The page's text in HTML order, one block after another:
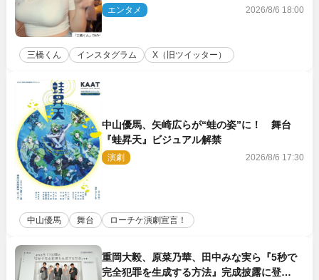
「すっっっご！」とネット絶賛
エンタメ 2026/8/6 18:00
三橋くん インスタグラム X（旧ツイッター）
中山優馬、矢崎広らが“蛙の姿”に！ 舞台
『蛙昇天』ビジュアル解禁
演劇 2026/8/6 17:30
中山優馬 舞台 ローチケ演劇宣言！
重岡大毅、原菜乃華、田中みな実ら『5秒で
完全犯罪を生成する方法』完成披露に登